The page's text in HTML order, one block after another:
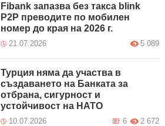
Fibank запазва без такса blink
P2P преводите по мобилен
номер до края на 2026 г.
21.07.2026 5 089
Турция няма да участва в
създаването на Банката за
отбрана, сигурност и
устойчивост на НАТО
10.07.2026 2 672
6